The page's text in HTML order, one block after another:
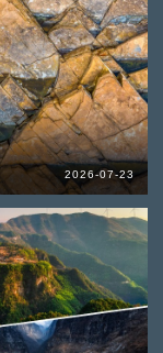
2026-07-23